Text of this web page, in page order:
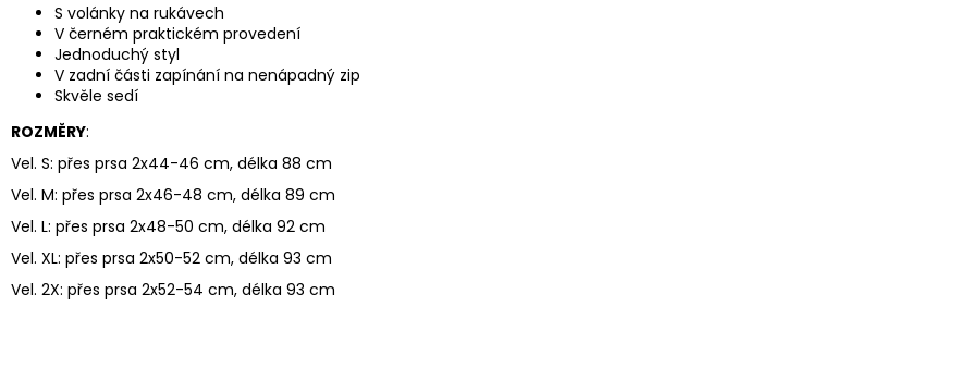
S volánky na rukávech
V černém praktickém provedení
Jednoduchý styl
V zadní části zapínání na nenápadný zip
Skvěle sedí
ROZMĚRY:
Vel. S: přes prsa 2x44-46 cm, délka 88 cm
Vel. M: přes prsa 2x46-48 cm, délka 89 cm
Vel. L: přes prsa 2x48-50 cm, délka 92 cm
Vel. XL: přes prsa 2x50-52 cm, délka 93 cm
Vel. 2X: přes prsa 2x52-54 cm, délka 93 cm